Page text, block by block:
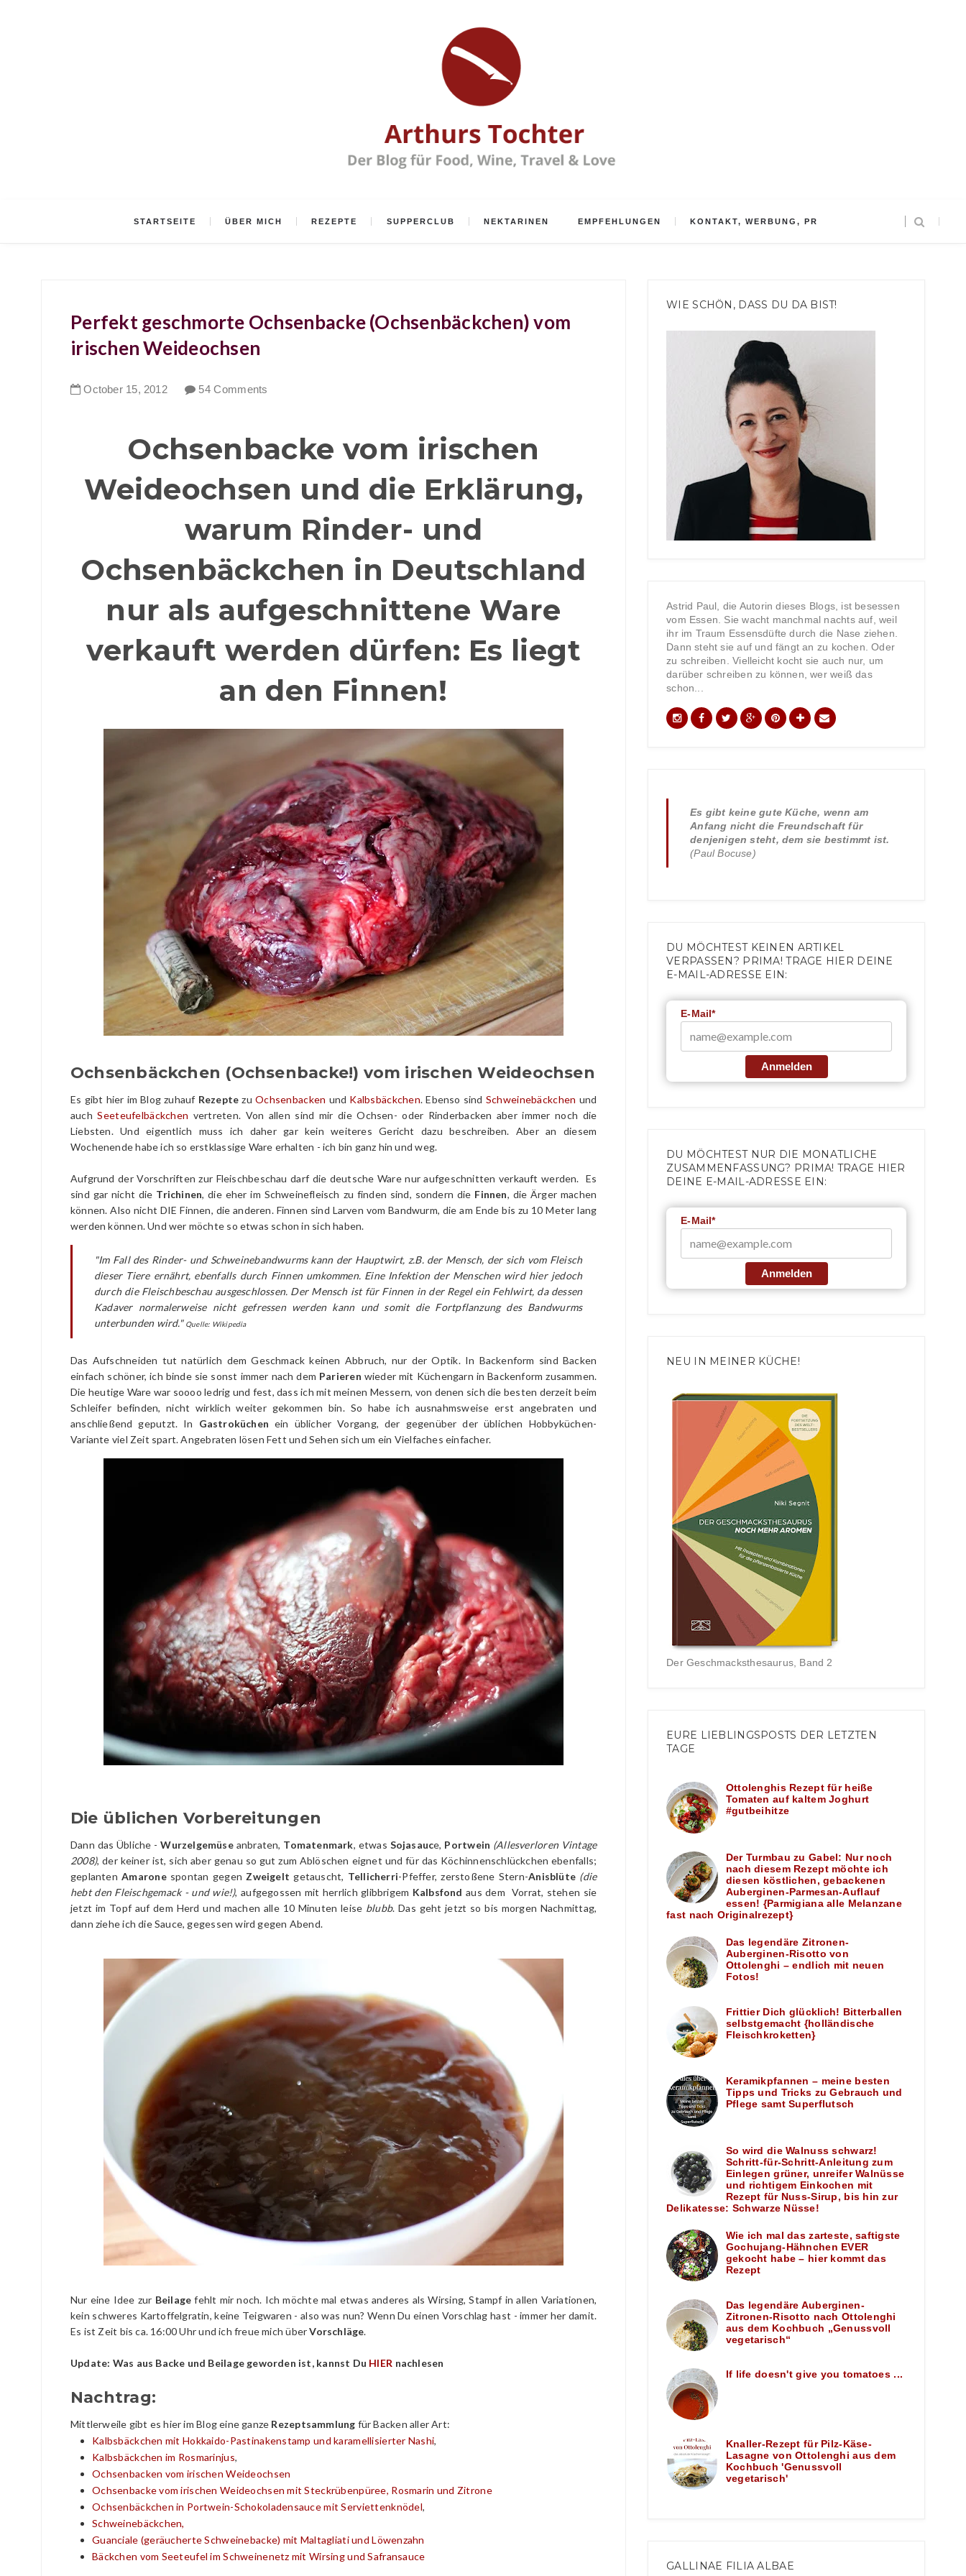
STARTSEITE ÜBER MICH REZEPTE SUPPERCLUB NEKTARINEN EMPFEHLUNGEN KONTAKT, WERBUNG, PR
Perfekt geschmorte Ochsenbacke (Ochsenbäckchen) vom
irischen Weideochsen
October 15, 2012 54 Comments
Ochsenbacke vom irischen
Weideochsen und die Erklärung,
warum Rinder- und
Ochsenbäckchen in Deutschland
nur als aufgeschnittene Ware
verkauft werden dürfen: Es liegt
an den Finnen!
Ochsenbäckchen (Ochsenbacke!) vom irischen Weideochsen
Es gibt hier im Blog zuhauf Rezepte zu Ochsenbacken und Kalbsbäckchen. Ebenso sind Schweinebäckchen und
auchSeeteufelbäckchen vertreten. Von allen sind mir die Ochsen- oder Rinderbacken aber immer noch die
Liebsten. Und eigentlich muss ich daher gar kein weiteres Gericht dazu beschreiben. Aber an diesem
Wochenende habe ich so erstklassige Ware erhalten - ich bin ganz hin und weg.
Aufgrund der Vorschriften zur Fleischbeschau darf die deutsche Ware nur aufgeschnitten verkauft werden. Es
sind gar nicht die Trichinen, die eher im Schweinefleisch zu finden sind, sondern die Finnen, die Ärger machen
können. Also nicht DIE Finnen, die anderen. Finnen sind Larven vom Bandwurm, die am Ende bis zu 10 Meter lang
werden können. Und wer möchte so etwas schon in sich haben.
"Im Fall des Rinder- und Schweinebandwurms kann der Hauptwirt, z.B. der Mensch, der sich vom Fleisch
dieser Tiere ernährt, ebenfalls durch Finnen umkommen. Eine Infektion der Menschen wird hier jedoch
durch die Fleischbeschau ausgeschlossen. Der Mensch ist für Finnen in der Regel ein Fehlwirt, da dessen
Kadaver normalerweise nicht gefressen werden kann und somit die Fortpflanzung des Bandwurms
unterbunden wird." Quelle: Wikipedia
Das Aufschneiden tut natürlich dem Geschmack keinen Abbruch, nur der Optik. In Backenform sind Backen
einfach schöner, ich binde sie sonst immer nach dem Parieren wieder mit Küchengarn in Backenform zusammen.
Die heutige Ware war soooo ledrig und fest, dass ich mit meinen Messern, von denen sich die besten derzeit beim
Schleifer befinden, nicht wirklich weiter gekommen bin. So habe ich ausnahmsweise erst angebraten und
anschließend geputzt. In Gastroküchen ein üblicher Vorgang, der gegenüber der üblichen Hobbyküchen-
Variante viel Zeit spart. Angebraten lösen Fett und Sehen sich um ein Vielfaches einfacher.
Die üblichen Vorbereitungen
Dann das Übliche -Wurzelgemüseanbraten, Tomatenmark, etwas Sojasauce, Portwein (Allesverloren Vintage
2008), der keiner ist, sich aber genau so gut zum Ablöschen eignet und für das Köchinnenschlückchen ebenfalls;
geplantenAmarone spontan gegen Zweigelt getauscht, Tellicherri-Pfeffer, zerstoßene Stern-Anisblüte (die
hebt den Fleischgemack - und wie!), aufgegossen mit herrlich glibbrigem Kalbsfond aus dem Vorrat, stehen sie
jetzt im Topf auf dem Herd und machen alle 10 Minuten leise blubb. Das geht jetzt so bis morgen Nachmittag,
dann ziehe ich die Sauce, gegessen wird gegen Abend.
Nur eine Idee zur Beilage fehlt mir noch. Ich möchte mal etwas anderes als Wirsing, Stampf in allen Variationen,
kein schweres Kartoffelgratin, keine Teigwaren - also was nun? Wenn Du einen Vorschlag hast - immer her damit.
Es ist Zeit bis ca. 16:00 Uhr und ich freue mich überVorschläge.
Update: Was aus Backe und Beilage geworden ist, kannst Du HIER nachlesen
Nachtrag:
Mittlerweile gibt es hier im Blog eine ganze Rezeptsammlung für Backen aller Art:
Kalbsbäckchen mit Hokkaido-Pastinakenstamp und karamellisierter Nashi,
Kalbsbäckchen im Rosmarinjus,
Ochsenbacken vom irischen Weideochsen
Ochsenbacke vom irischen Weideochsen mit Steckrübenpüree, Rosmarin und Zitrone
Ochsenbäckchen in Portwein-Schokoladensauce mit Serviettenknödel,
Schweinebäckchen,
Guanciale (geräucherte Schweinebacke) mit Maltagliati und Löwenzahn
Bäckchen vom Seeteufel im Schweinenetz mit Wirsing und Safransauce
WIE SCHÖN, DASS DU DA BIST!
Astrid Paul, die Autorin dieses Blogs, ist besessen
vom Essen. Sie wacht manchmal nachts auf, weil
ihr im Traum Essensdüfte durch die Nase ziehen.
Dann steht sie auf und fängt an zu kochen. Oder
zu schreiben. Vielleicht kocht sie auch nur, um
darüber schreiben zu können, wer weiß das
schon...
Es gibt keine gute Küche, wenn am
Anfang nicht die Freundschaft für
denjenigen steht, dem sie bestimmt ist.
(Paul Bocuse)
DU MÖCHTEST KEINEN ARTIKEL
VERPASSEN? PRIMA! TRAGE HIER DEINE
E-MAIL-ADRESSE EIN:
E-Mail*
Anmelden
DU MÖCHTEST NUR DIE MONATLICHE
ZUSAMMENFASSUNG? PRIMA! TRAGE HIER
DEINE E-MAIL-ADRESSE EIN:
E-Mail*
Anmelden
NEU IN MEINER KÜCHE!
Der Geschmacksthesaurus, Band 2
EURE LIEBLINGSPOSTS DER LETZTEN
TAGE
Ottolenghis Rezept für heiße
Tomaten auf kaltem Joghurt
#gutbeihitze
Der Turmbau zu Gabel: Nur noch
nach diesem Rezept möchte ich
diesen köstlichen, gebackenen
Auberginen-Parmesan-Auflauf
essen! {Parmigiana alle Melanzane
fast nach Originalrezept}
Das legendäre Zitronen-
Auberginen-Risotto von
Ottolenghi – endlich mit neuen
Fotos!
Frittier Dich glücklich! Bitterballen
selbstgemacht {holländische
Fleischkroketten}
Keramikpfannen – meine besten
Tipps und Tricks zu Gebrauch und
Pflege samt Superflutsch
So wird die Walnuss schwarz!
Schritt-für-Schritt-Anleitung zum
Einlegen grüner, unreifer Walnüsse
und richtigem Einkochen mit
Rezept für Nuss-Sirup, bis hin zur
Delikatesse: Schwarze Nüsse!
Wie ich mal das zarteste, saftigste
Gochujang-Hähnchen EVER
gekocht habe – hier kommt das
Rezept
Das legendäre Auberginen-
Zitronen-Risotto nach Ottolenghi
aus dem Kochbuch „Genussvoll
vegetarisch“
If life doesn't give you tomatoes ...
Knaller-Rezept für Pilz-Käse-
Lasagne von Ottolenghi aus dem
Kochbuch 'Genussvoll
vegetarisch'
GALLINAE FILIA ALBAE